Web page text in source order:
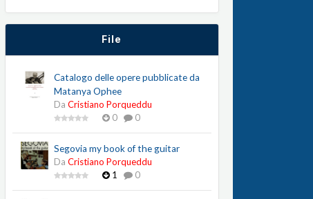
File
Catalogo delle opere pubblicate da
Matanya Ophee
Da Cristiano Porqueddu
0
0
Segovia my book of the guitar
Da Cristiano Porqueddu
1
0